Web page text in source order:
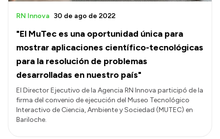
"El MuTec es una oportunidad única para
mostrar aplicaciones científico-tecnológicas
para la resolución de problemas
desarrolladas en nuestro país"
RN Innova 30 de ago de 2022
El Director Ejecutivo de la Agencia RN Innova participó de la
firma del convenio de ejecución del Museo Tecnológico
Interactivo de Ciencia, Ambiente y Sociedad (MUTEC) en
Bariloche.